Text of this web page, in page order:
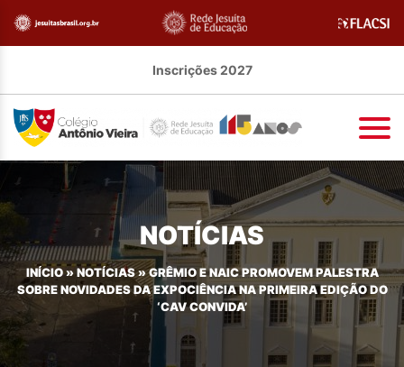
Inscrições 2027
NOTÍCIAS
INÍCIO» NOTÍCIAS»GRÊMIO E NAIC PROMOVEM PALESTRA
SOBRE NOVIDADES DA EXPOCIÊNCIA NA PRIMEIRA EDIÇÃO DO
‘CAV CONVIDA’​